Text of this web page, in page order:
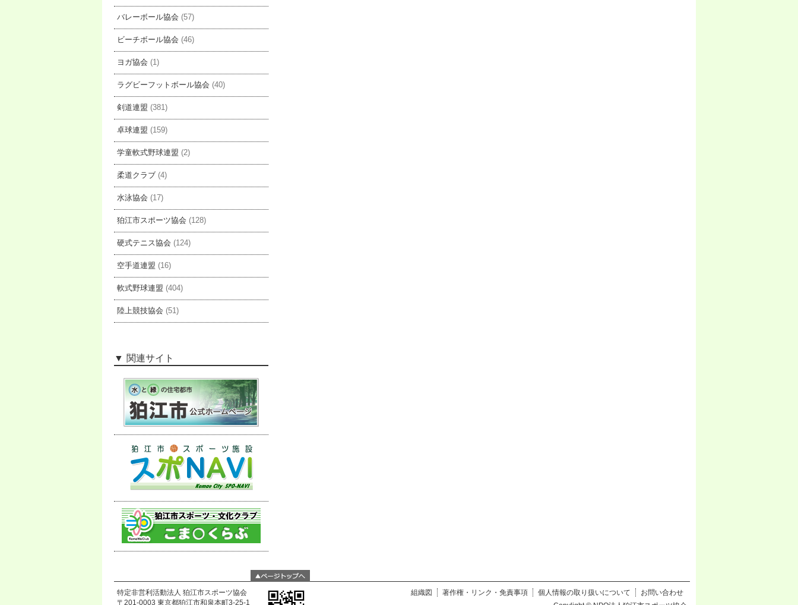
バレーボール協会 (57)
ビーチボール協会 (46)
ヨガ協会 (1)
ラグビーフットボール協会 (40)
剣道連盟 (381)
卓球連盟 (159)
学童軟式野球連盟 (2)
柔道クラブ (4)
水泳協会 (17)
狛江市スポーツ協会 (128)
硬式テニス協会 (124)
空手道連盟 (16)
軟式野球連盟 (404)
陸上競技協会 (51)
関連サイト
特定非営利活動法人 狛江市スポーツ協会
〒201-0003 東京都狛江市和泉本町3-25-1
組織図 著作権・リンク・免責事項 個人情報の取り扱いについて
お問い合わせ